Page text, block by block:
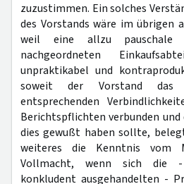
zuzustimmen. Ein solches
des Vorstands wäre im übrigen
weil eine allzu pauschale
nachgeordneten
unpraktikabel und
soweit der Vorstand das
entsprechenden
Berichtspflichten verbunden
dies gewußt haben sollte,
weiteres die Kenntnis vom
Vollmacht, wenn sich die
konkludent ausgehandelten -